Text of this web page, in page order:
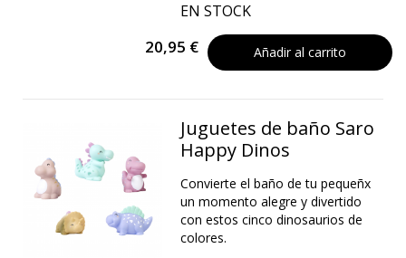
EN STOCK
20,95 € Añadir al carrito
Juguetes de baño Saro
Happy Dinos
Convierte el baño de tu pequeñx
un momento alegre y divertido
con estos cinco dinosaurios de
colores.